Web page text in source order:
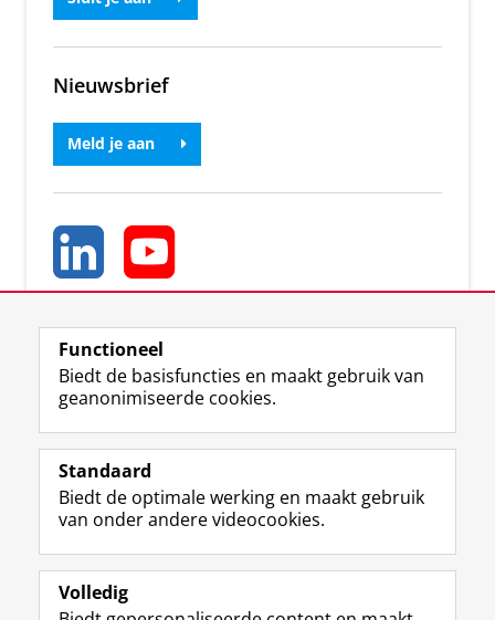
Nieuwsbrief
Meld je aan
Volg ons op
T
w
t
t
r
r
I
n
t
a
r
m
L
i
k
I
-
Y
o
T
e
k
Studiekiezers
Alumni
Functioneel
Biedt de basisfuncties en maakt gebruik van
geanonimiseerde cookies.
Standaard
Biedt de optimale werking en maakt gebruik
van onder andere videocookies.
Volledig